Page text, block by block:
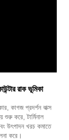
রাক ভূমিকা
কাগজ প্রদর্শন বাক্স
শুরু করে, টার্মিনাল
উৎপাদন খরচ কমাতে
করে।